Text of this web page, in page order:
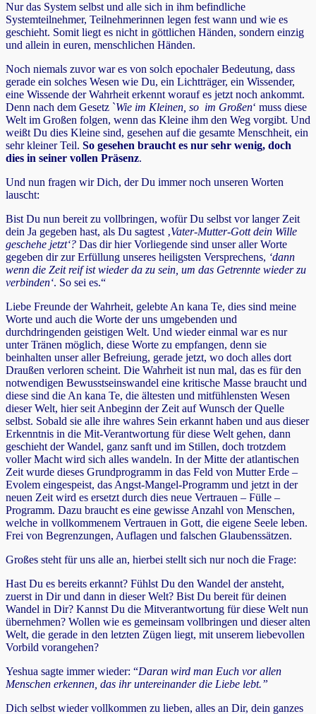
Nur das System selbst und alle sich in ihm befindliche
Systemteilnehmer, Teilnehmerinnen legen fest wann und wie es
geschieht. Somit liegt es nicht in göttlichen Händen, sondern einzig
und allein in euren, menschlichen Händen.
Noch niemals zuvor war es von solch epochaler Bedeutung, dass
gerade ein solches Wesen wie Du, ein Lichtträger, ein Wissender,
eine Wissende der Wahrheit erkennt worauf es jetzt noch ankommt.
Denn nach dem Gesetz `Wie im Kleinen, so im Großen‘ muss diese
Welt im Großen folgen, wenn das Kleine ihm den Weg vorgibt. Und
weißt Du dies Kleine sind, gesehen auf die gesamte Menschheit, ein
sehr kleiner Teil. So gesehen braucht es nur sehr wenig, doch
dies in seiner vollen Präsenz.
Und nun fragen wir Dich, der Du immer noch unseren Worten
lauscht:
Bist Du nun bereit zu vollbringen, wofür Du selbst vor langer Zeit
dein Ja gegeben hast, als Du sagtest ‚Vater-Mutter-Gott dein Wille
geschehe jetzt‘? Das dir hier Vorliegende sind unser aller Worte
gegeben dir zur Erfüllung unseres heiligsten Versprechens, ‘dann
wenn die Zeit reif ist wieder da zu sein, um das Getrennte wieder zu
verbinden‘. So sei es.“
Liebe Freunde der Wahrheit, gelebte An kana Te, dies sind meine
Worte und auch die Worte der uns umgebenden und
durchdringenden geistigen Welt. Und wieder einmal war es nur
unter Tränen möglich, diese Worte zu empfangen, denn sie
beinhalten unser aller Befreiung, gerade jetzt, wo doch alles dort
Draußen verloren scheint. Die Wahrheit ist nun mal, das es für den
notwendigen Bewusstseinswandel eine kritische Masse braucht und
diese sind die An kana Te, die ältesten und mitfühlensten Wesen
dieser Welt, hier seit Anbeginn der Zeit auf Wunsch der Quelle
selbst. Sobald sie alle ihre wahres Sein erkannt haben und aus dieser
Erkenntnis in die Mit-Verantwortung für diese Welt gehen, dann
geschieht der Wandel, ganz sanft und im Stillen, doch trotzdem
voller Macht wird sich alles wandeln. In der Mitte der atlantischen
Zeit wurde dieses Grundprogramm in das Feld von Mutter Erde –
Evolem eingespeist, das Angst-Mangel-Programm und jetzt in der
neuen Zeit wird es ersetzt durch dies neue Vertrauen – Fülle –
Programm. Dazu braucht es eine gewisse Anzahl von Menschen,
welche in vollkommenem Vertrauen in Gott, die eigene Seele leben.
Frei von Begrenzungen, Auflagen und falschen Glaubenssätzen.
Großes steht für uns alle an, hierbei stellt sich nur noch die Frage:
Hast Du es bereits erkannt? Fühlst Du den Wandel der ansteht,
zuerst in Dir und dann in dieser Welt? Bist Du bereit für deinen
Wandel in Dir? Kannst Du die Mitverantwortung für diese Welt nun
übernehmen? Wollen wie es gemeinsam vollbringen und dieser alten
Welt, die gerade in den letzten Zügen liegt, mit unserem liebevollen
Vorbild vorangehen?
Yeshua sagte immer wieder: “Daran wird man Euch vor allen
Menschen erkennen, das ihr untereinander die Liebe lebt.”
Dich selbst wieder vollkommen zu lieben, alles an Dir, dein ganzes